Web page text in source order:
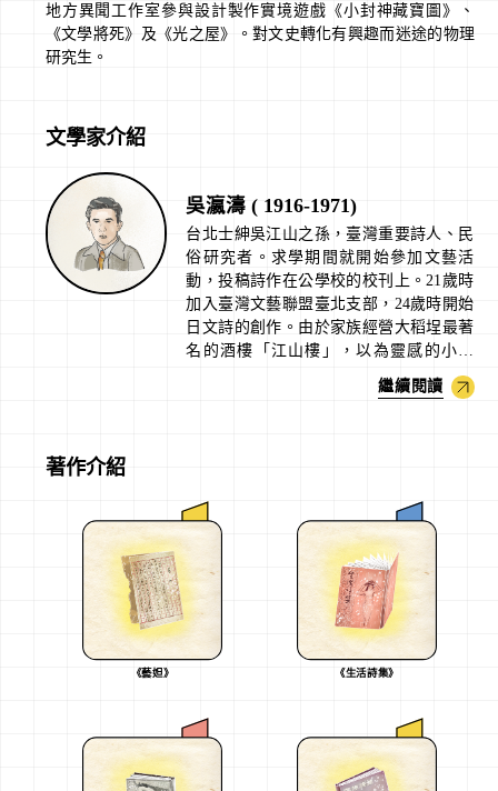
地方異聞工作室參與設計製作實境遊戲《小封神藏寶圖》、
《文學將死》及《光之屋》。對文史轉化有興趣而迷途的物理
研究生。
文學家介紹
吳瀛濤 ( 1916-1971)
台北士紳吳江山之孫，臺灣重要詩人、民
俗研究者。求學期間就開始參加文藝活
動，投稿詩作在公學校的校刊上。21歲時
加入臺灣文藝聯盟臺北支部，24歲時開始
日文詩的創作。由於家族經營大稻埕最著
名的酒樓「江山樓」，以為靈感的小說
〈藝妲〉入選了《臺灣藝術》小說懸賞。
繼續閱讀
著作介紹
《藝妲》 《生活詩集》